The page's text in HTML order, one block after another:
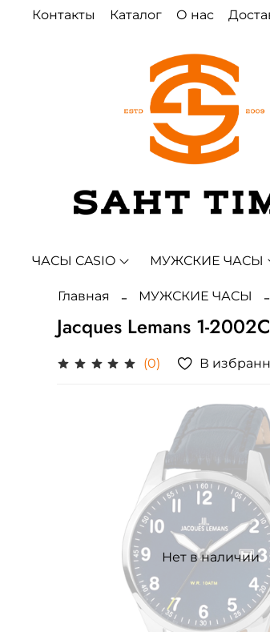
Контакты Каталог О нас
ЧАСЫ CASIO МУЖСКИЕ ЧАСЫ
Главная МУЖСКИЕ ЧАСЫ
Jacques Lemans 1-2002C
(0) В
Нет в наличии